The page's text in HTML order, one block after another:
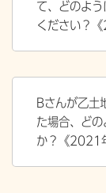
て、どのよ
ください？《
Bさんが乙土
た場合、ど
か？《2021